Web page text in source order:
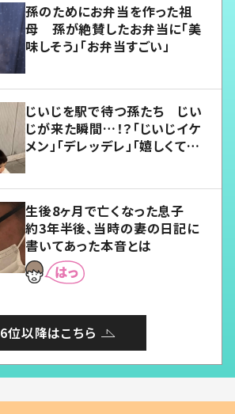
孫のためにお弁当を作った祖
母 孫が絶賛したお弁当に「美
味しそう」「お弁当すごい」
じいじを駅で待つ孫たち じい
じが来た瞬間…！？「じいじイケ
メン」「デレッデレ」「嬉しくて可
生後8ヶ月で亡くなった息子
約3年半後、当時の妻の日記に
書いてあった本音とは
6位以降はこちら